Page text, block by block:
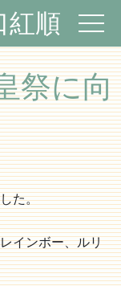
紅順
祭に向
た。
インボー、ルリ